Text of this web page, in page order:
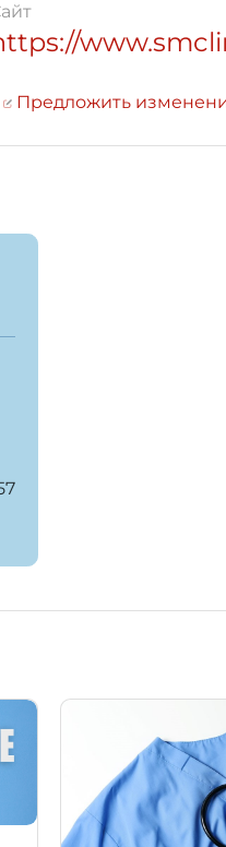
Предложить